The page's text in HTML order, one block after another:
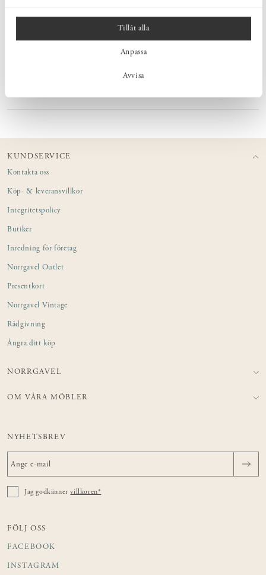
Tillåt alla
Anpassa
Avvisa
KUNDSERVICE
Kontakta oss
Köp- & leveransvillkor
Integritetspolicy
Butiker
Inredning för företag
Norrgavel Outlet
Presentkort
Norrgavel Vintage
Rådgivning
Ångra ditt köp
NORRGAVEL
OM VÅRA MÖBLER
NYHETSBREV
Jag godkännervillkoren*
FÖLJ OSS
FACEBOOK
INSTAGRAM